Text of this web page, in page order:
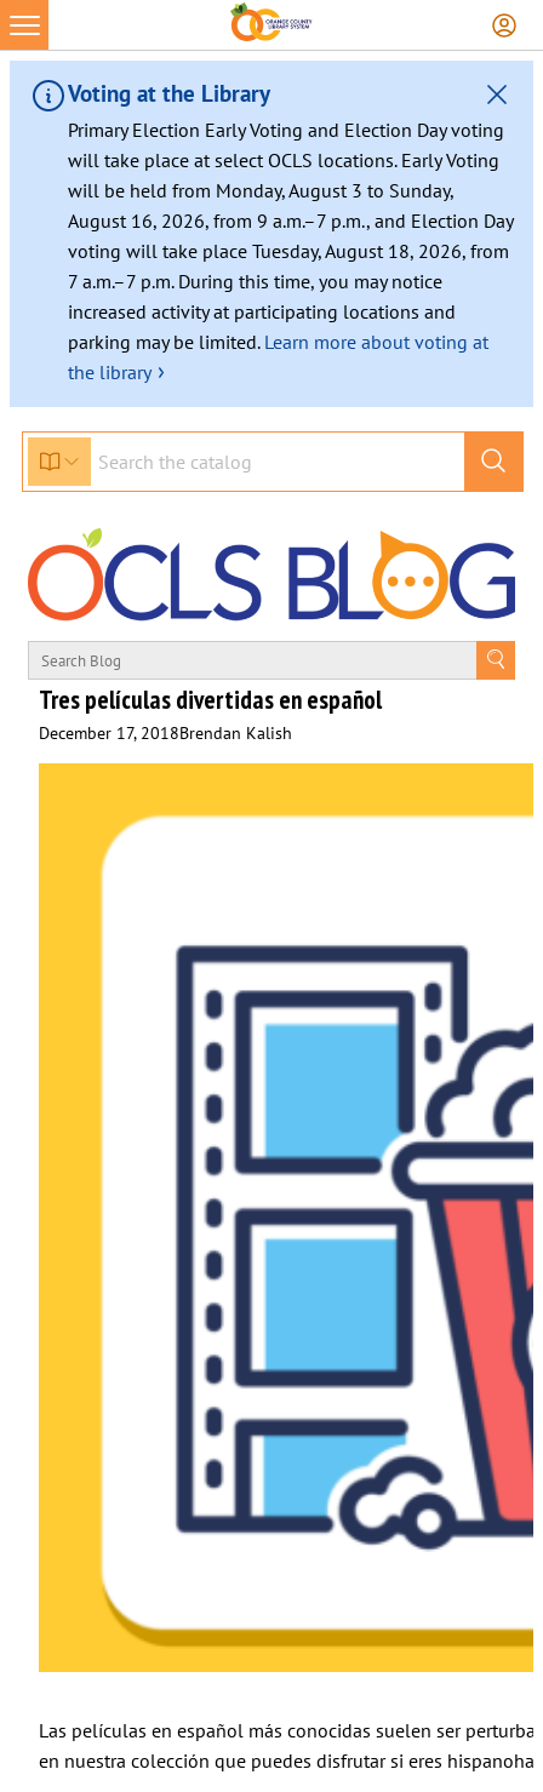
Skip
to
content
Voting at the Library
Primary Election Early Voting and Election Day voting
will take place at select OCLS locations. Early Voting
will be held from Monday, August 3 to Sunday,
August 16, 2026, from 9 a.m.–7 p.m., and Election Day
voting will take place Tuesday, August 18, 2026, from
7 a.m.–7 p.m. During this time, you may notice
increased activity at participating locations and
parking may be limited. Learn more about voting at
the library ›
Tres películas divertidas en español
December 17, 2018Brendan Kalish
Las películas en español más conocidas suelen ser
en nuestra colección que puedes disfrutar si eres